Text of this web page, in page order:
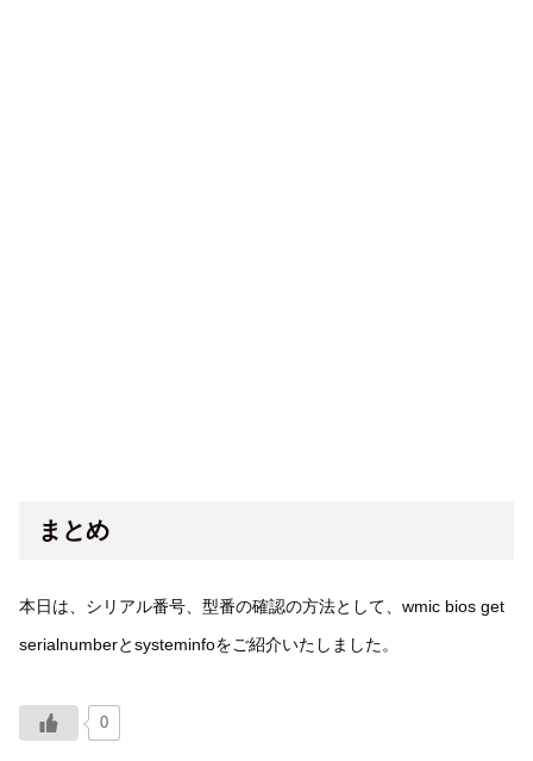
まとめ
本日は、シリアル番号、型番の確認の方法として、wmic bios get
serialnumberとsysteminfoをご紹介いたしました。
0